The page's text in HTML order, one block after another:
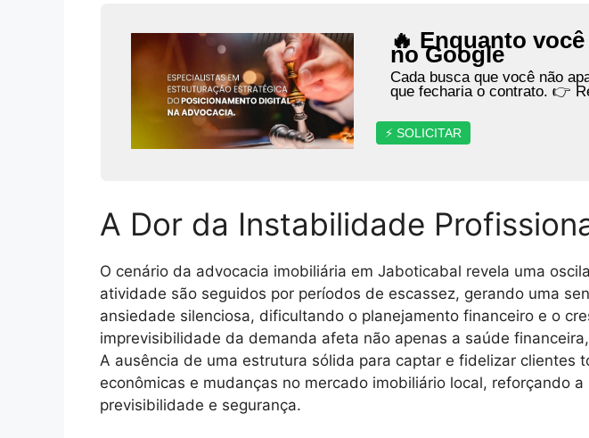
🔥 Enquanto
no Google
Cada busca que você não
que fecharia o contrato. 👉
⚡ SOLICITAR
A Dor da Instabilidade
O cenário da advocacia imobiliária em Jaboticabal revela uma
atividade são seguidos por períodos de escassez, gerando uma
ansiedade silenciosa, dificultando o planejamento financeiro e o
imprevisibilidade da demanda afeta não apenas a saúde
A ausência de uma estrutura sólida para captar e fidelizar
econômicas e mudanças no mercado imobiliário local, reforçando
previsibilidade e segurança.